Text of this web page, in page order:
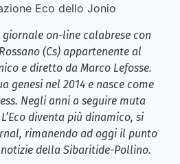
Eco dello Jonio
on-line calabrese con
(Cs) appartenente al
e diretto da Marco Lefosse.
genesi nel 2014 e nasce come
Negli anni a seguire muta
diventa più dinamico, si
rimanendo ad oggi il punto
della Sibaritide-Pollino.